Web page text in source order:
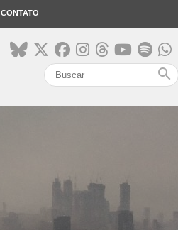
CONTATO
search